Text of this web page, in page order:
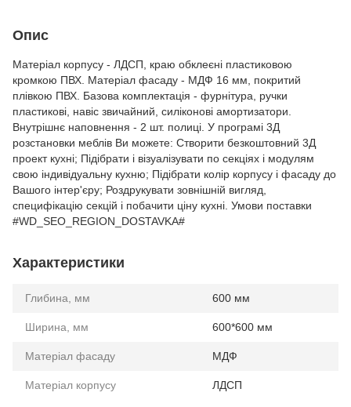
Опис
Матеріал корпусу - ЛДСП, краю обклеєні пластиковою
кромкою ПВХ. Матеріал фасаду - МДФ 16 мм, покритий
плівкою ПВХ. Базова комплектація - фурнітура, ручки
пластикові, навіс звичайний, силіконові амортизатори.
Внутрішнє наповнення - 2 шт. полиці. У програмі 3Д
розстановки меблів Ви можете: Створити безкоштовний 3Д
проект кухні; Підібрати і візуалізувати по секціях і модулям
свою індивідуальну кухню; Підібрати колір корпусу і фасаду до
Вашого інтер'єру; Роздрукувати зовнішній вигляд,
специфікацію секцій і побачити ціну кухні. Умови поставки
#WD_SEO_REGION_DOSTAVKA#
Характеристики
Глибина, мм 600 мм
Ширина, мм 600*600 мм
Матеріал фасаду МДФ
Матеріал корпусу ЛДСП